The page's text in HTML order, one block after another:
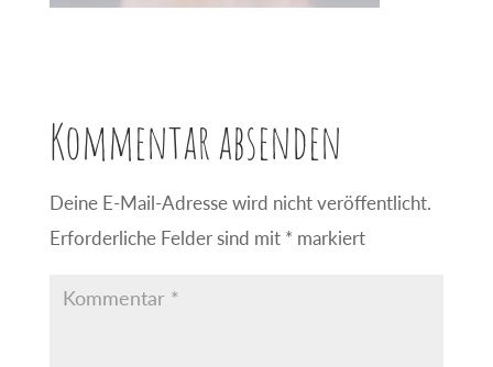
Kommentar absenden
Deine E-Mail-Adresse wird nicht veröffentlicht.
Erforderliche Felder sind mit * markiert